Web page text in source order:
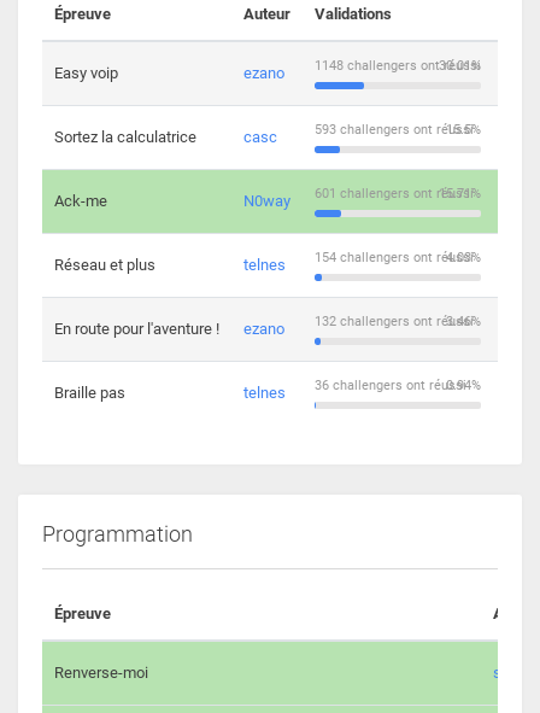
Épreuve Auteur Validations
Easy voip ezano 30.01%
1148 challengers ont réussi
Sortez la calculatrice casc 15.5%
593 challengers ont réussi
Ack-me N0way 15.71%
601 challengers ont réussi
Réseau et plus telnes 4.03%
154 challengers ont réussi
En route pour l'aventure ! ezano 3.46%
132 challengers ont réussi
Braille pas telnes 0.94%
36 challengers ont réussi
Programmation
Épreuve Auteur
Renverse-moi s3th